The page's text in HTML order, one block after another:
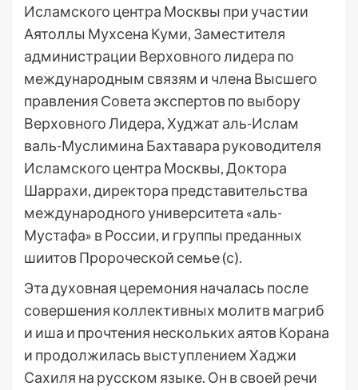
Исламского центра Москвы при участии
Аятоллы Мухсена Куми, Заместителя
администрации Верховного лидера по
международным связям и члена Высшего
правления Совета экспертов по выбору
Верховного Лидера, Худжат аль-Ислам
валь-Муслимина Бахтавара руководителя
Исламского центра Москвы, Доктора
Шаррахи, директора представительства
международного университета «аль-
Мустафа» в России, и группы преданных
шиитов Пророческой семье (с).
Эта духовная церемония началась после
совершения коллективных молитв магриб
и иша и прочтения нескольких аятов Корана
и продолжилась выступлением Хаджи
Сахиля на русском языке. Он в своей речи